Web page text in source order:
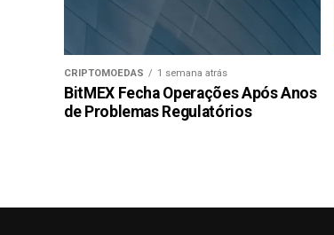
CRIPTOMOEDAS 1 semana atrás
BitMEX Fecha Operações Após Anos
de Problemas Regulatórios